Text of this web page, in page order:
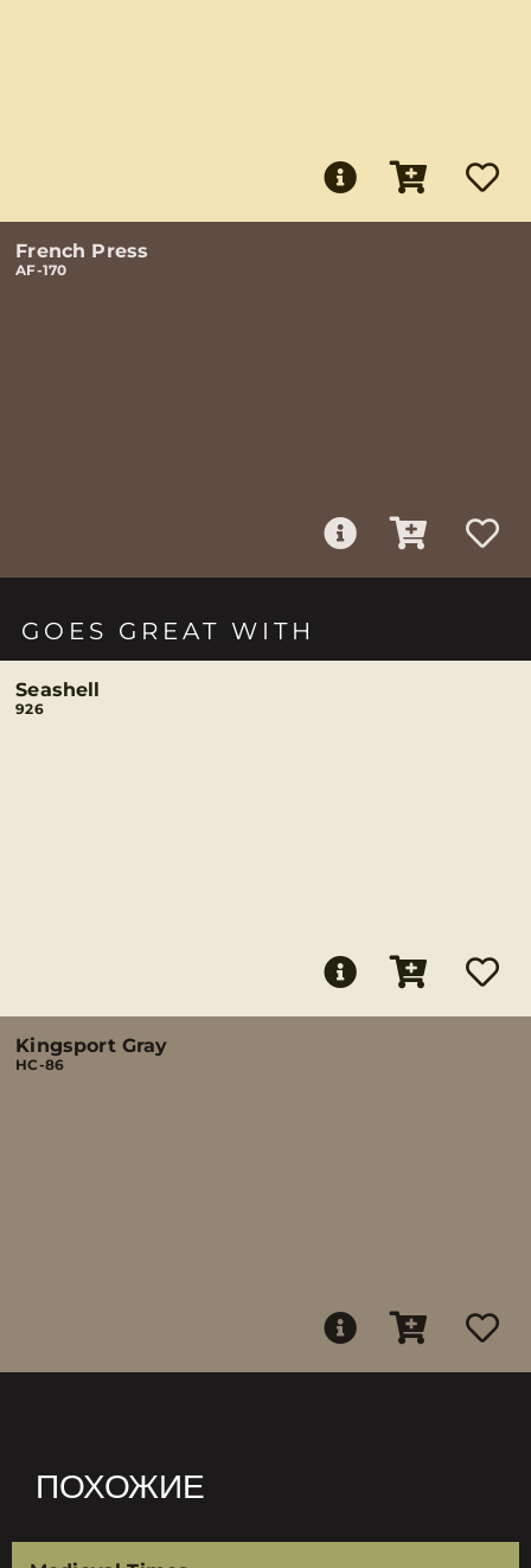
French Press
AF-170
GOES GREAT WITH
Seashell
926
Kingsport Gray
HC-86
ПОХОЖИЕ